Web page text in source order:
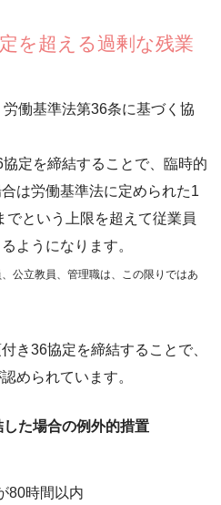
を超える過剰な残業
働基準法第36条に基づく協
定を締結することで、 臨時的
は労働基準法に定められた1
でという上限を超えて従業員
ようになります。
公立教員、管理職は、この限りではあ
き36協定を締結することで、
められています。
た場合の例外的措置
80時間以内